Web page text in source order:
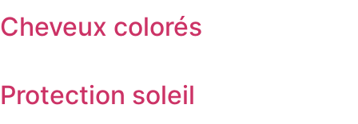
Cheveux colorés
Protection soleil